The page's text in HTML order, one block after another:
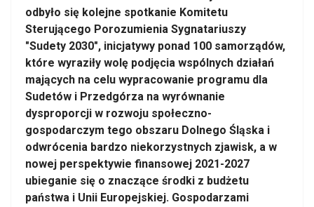
odbyło się kolejne spotkanie Komitetu
Sterującego Porozumienia Sygnatariuszy
"Sudety 2030", inicjatywy ponad 100 samorządów,
które wyraziły wolę podjęcia wspólnych działań
mających na celu wypracowanie programu dla
Sudetów i Przedgórza na wyrównanie
dysproporcji w rozwoju społeczno-
gospodarczym tego obszaru Dolnego Śląska i
odwrócenia bardzo niekorzystnych zjawisk, a w
nowej perspektywie finansowej 2021-2027
ubieganie się o znaczące środki z budżetu
państwa i Unii Europejskiej. Gospodarzami